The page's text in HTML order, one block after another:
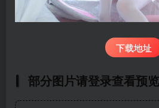
下载地址
部分图片请登录查看预览